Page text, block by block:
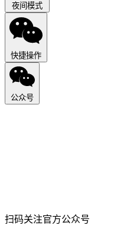
夜间模式
快捷操作
公众号
扫码关注官方公众号